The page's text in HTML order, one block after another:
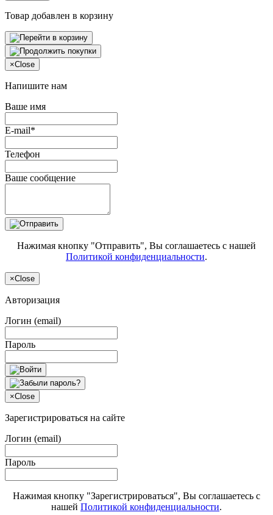
Товар добавлен в корзину
×Close
Напишите нам
Ваше имя
E-mail*
Телефон
Ваше сообщение
Нажимая кнопку "Отправить", Вы соглашаетесь с нашей
Политикой конфиденциальности.
×Close
Авторизация
Логин (email)
Пароль
×Close
Зарегистрироваться на сайте
Логин (email)
Пароль
Нажимая кнопку "Зарегистрироваться", Вы соглашаетесь с
нашей Политикой конфиденциальности.